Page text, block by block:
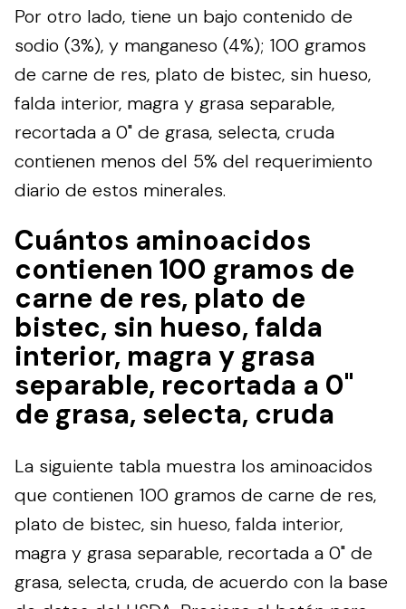
Por otro lado, tiene un bajo contenido de
sodio (3%), y manganeso (4%); 100 gramos
de carne de res, plato de bistec, sin hueso,
falda interior, magra y grasa separable,
recortada a 0" de grasa, selecta, cruda
contienen menos del 5% del requerimiento
diario de estos minerales.
Cuántos aminoacidos
contienen 100 gramos de
carne de res, plato de
bistec, sin hueso, falda
interior, magra y grasa
separable, recortada a 0"
de grasa, selecta, cruda
La siguiente tabla muestra los aminoacidos
que contienen 100 gramos de carne de res,
plato de bistec, sin hueso, falda interior,
magra y grasa separable, recortada a 0" de
grasa, selecta, cruda, de acuerdo con la base